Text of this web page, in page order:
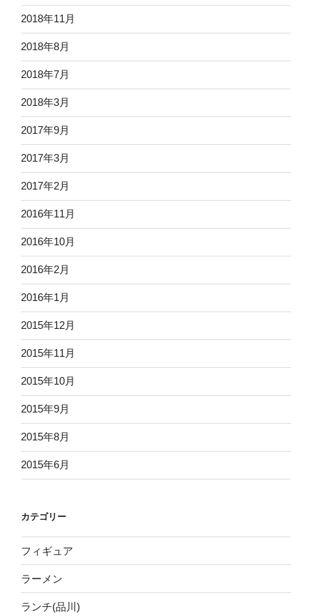
2018年11月
2018年8月
2018年7月
2018年3月
2017年9月
2017年3月
2017年2月
2016年11月
2016年10月
2016年2月
2016年1月
2015年12月
2015年11月
2015年10月
2015年9月
2015年8月
2015年6月
カテゴリー
フィギュア
ラーメン
ランチ(品川)